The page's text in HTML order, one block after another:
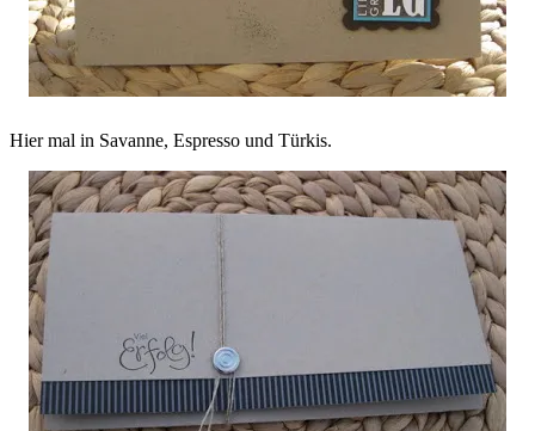
Hier mal in Savanne, Espresso und Türkis.